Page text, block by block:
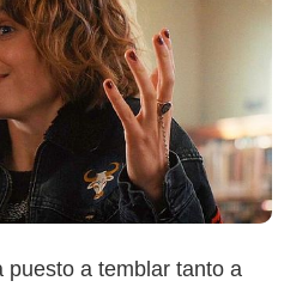
puesto a temblar tanto a